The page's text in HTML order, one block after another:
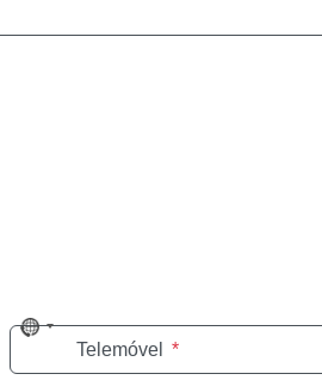
No
countryTelemóvel *